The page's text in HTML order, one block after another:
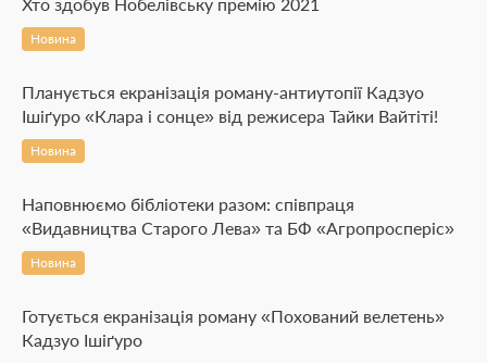
Новина
Планується екранізація роману-антиутопії Кадзуо
Ішіґуро «Клара і сонце» від режисера Тайки Вайтіті!
Новина
Наповнюємо бібліотеки разом: співпраця
«Видавництва Старого Лева» та БФ «Агропросперіс»
Новина
Готується екранізація роману «Похований велетень»
Кадзуо Ішіґуро